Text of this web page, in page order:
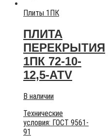
Плиты 1ПК
ПЛИТА
ПЕРЕКРЫТИЯ
1ПК 72-10-
12,5-АТV
В наличии
Технические
условия: ГОСТ 9561-
91